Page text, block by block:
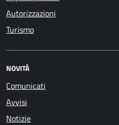
Autorizzazioni
Turismo
NOVITÀ
Comunicati
Avvisi
Notizie